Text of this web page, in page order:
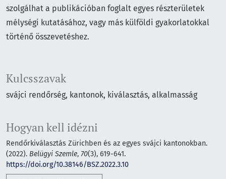
Kulcsszavak
svájci rendőrség kantonok kiválasztás alkalmasság
Hogyan kell idézni
Rendőrkiválasztás Zürichben és az egyes svájci kantonokban.
(2022). Belügyi Szemle, 70(3), 619-641.
https://doi.org/10.38146/BSZ.2022.3.10
szolgálhat a publikációban foglalt egyes részterületek
mélységi kutatásához, vagy más külföldi gyakorlatokkal
történő összevetéshez.